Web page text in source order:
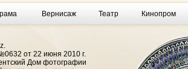
Вернисаж Театр Кинопром
от 22 июня 2010 г.
Дом фотографии